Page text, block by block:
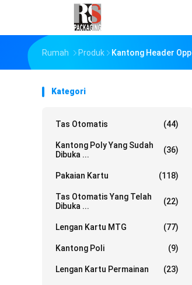
Rumah Produk Kantong Header Opp
Kategori
Tas Otomatis (44)
Kantong Poly Yang Sudah
Dibuka ...
(36)
Pakaian Kartu (118)
Tas Otomatis Yang Telah
Dibuka ...
(22)
Lengan Kartu MTG (77)
Kantong Poli (9)
Lengan Kartu Permainan (23)